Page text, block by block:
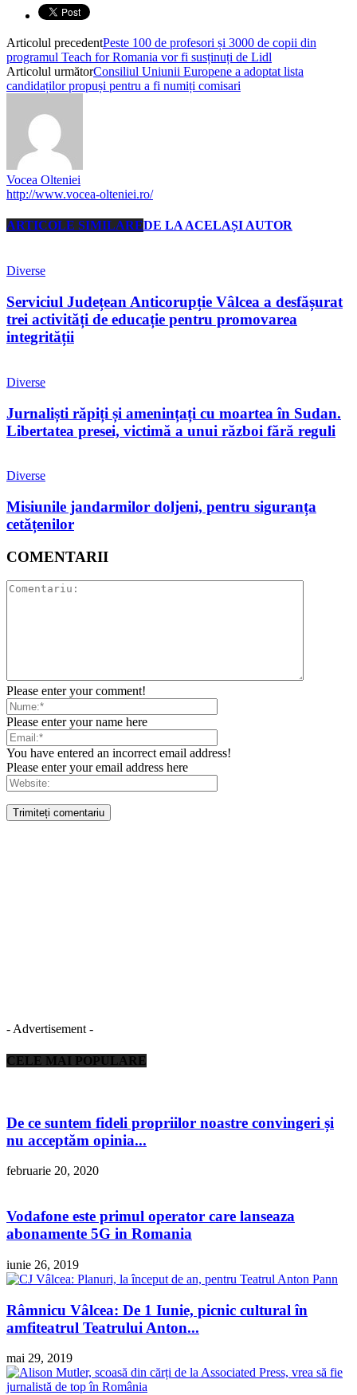
Articolul precedentPeste 100 de profesori și 3000 de copii din
programul Teach for Romania vor fi susținuți de Lidl
Articolul următorConsiliul Uniunii Europene a adoptat lista
candidaților propuși pentru a fi numiți comisari
Vocea Olteniei
http://www.vocea-olteniei.ro/
ARTICOLE SIMILAREDE LA ACELAȘI AUTOR
Diverse
Serviciul Județean Anticorupție Vâlcea a desfășurat
trei activități de educație pentru promovarea
integrității
Diverse
Jurnaliști răpiți și amenințați cu moartea în Sudan.
Libertatea presei, victimă a unui război fără reguli
Diverse
Misiunile jandarmilor doljeni, pentru siguranța
cetățenilor
COMENTARII
Please enter your comment!
Please enter your name here
You have entered an incorrect email address!
Please enter your email address here
- Advertisement -
CELE MAI POPULARE
De ce suntem fideli propriilor noastre convingeri și
nu acceptăm opinia...
februarie 20, 2020
Vodafone este primul operator care lanseaza
abonamente 5G in Romania
iunie 26, 2019
Râmnicu Vâlcea: De 1 Iunie, picnic cultural în
amfiteatrul Teatrului Anton...
mai 29, 2019